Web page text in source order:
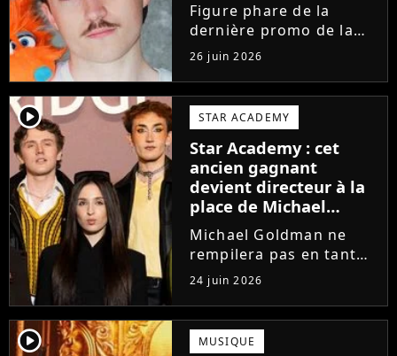
Figure phare de la
dernière promo de la
Star Academy, Léo se
lance enfin. Sous le nom
de scène Lowey, l'artiste
de 25 ans dévoile un
premier EP énergique et
très prometteur
nommé...
26 juin 2026
player2 STAR ACADEMY
Star Academy : cet
ancien gagnant
devient directeur à la
place de Michael
Goldman ? Il donne
enfin sa réponse
Michael Goldman ne
rempilera pas en tant
que directeur de la
prochaine saison de la
Star Academy. Mais qui
prendra sa place ? Alors
que son nom circule,
24 juin 2026
player2 MUSIQUE